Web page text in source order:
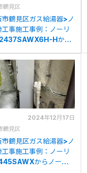
鶴見区
鶴見区ガス給湯器>ノ
事施工事例：ノーリ
Hから
交換
2024年12月17日
鶴見区
鶴見区ガス給湯器>ノ
事施工事例：ノーリ
からノーリ